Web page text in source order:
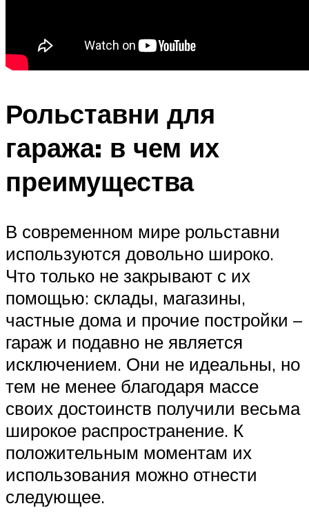
Рольставни для
гаража: в чем их
преимущества
В современном мире рольставни
используются довольно широко.
Что только не закрывают с их
помощью: склады, магазины,
частные дома и прочие постройки –
гараж и подавно не является
исключением. Они не идеальны, но
тем не менее благодаря массе
своих достоинств получили весьма
широкое распространение. К
положительным моментам их
использования можно отнести
следующее.